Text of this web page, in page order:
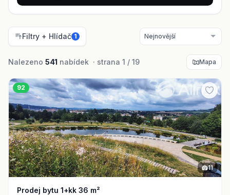
Filtry + Hlídač 1
Nalezeno 541 nabídek · strana 1 / 19 Mapa
92
11
Prodej bytu 1+kk 36 m²